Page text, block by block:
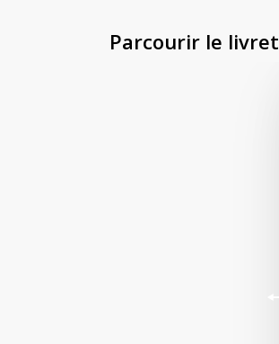
Parcourir le livret